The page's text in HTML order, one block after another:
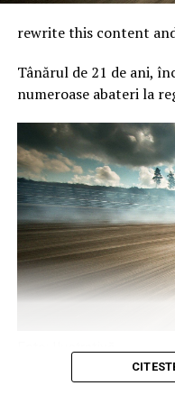
rewrite this content
Tânărul de 21 de ani,
numeroase abateri la
Foto: Ilustrativă
Adina